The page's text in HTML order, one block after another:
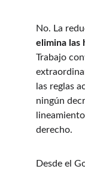
No. La
elimina las
Trabajo
las reglas
ningún
derecho.
Desde el